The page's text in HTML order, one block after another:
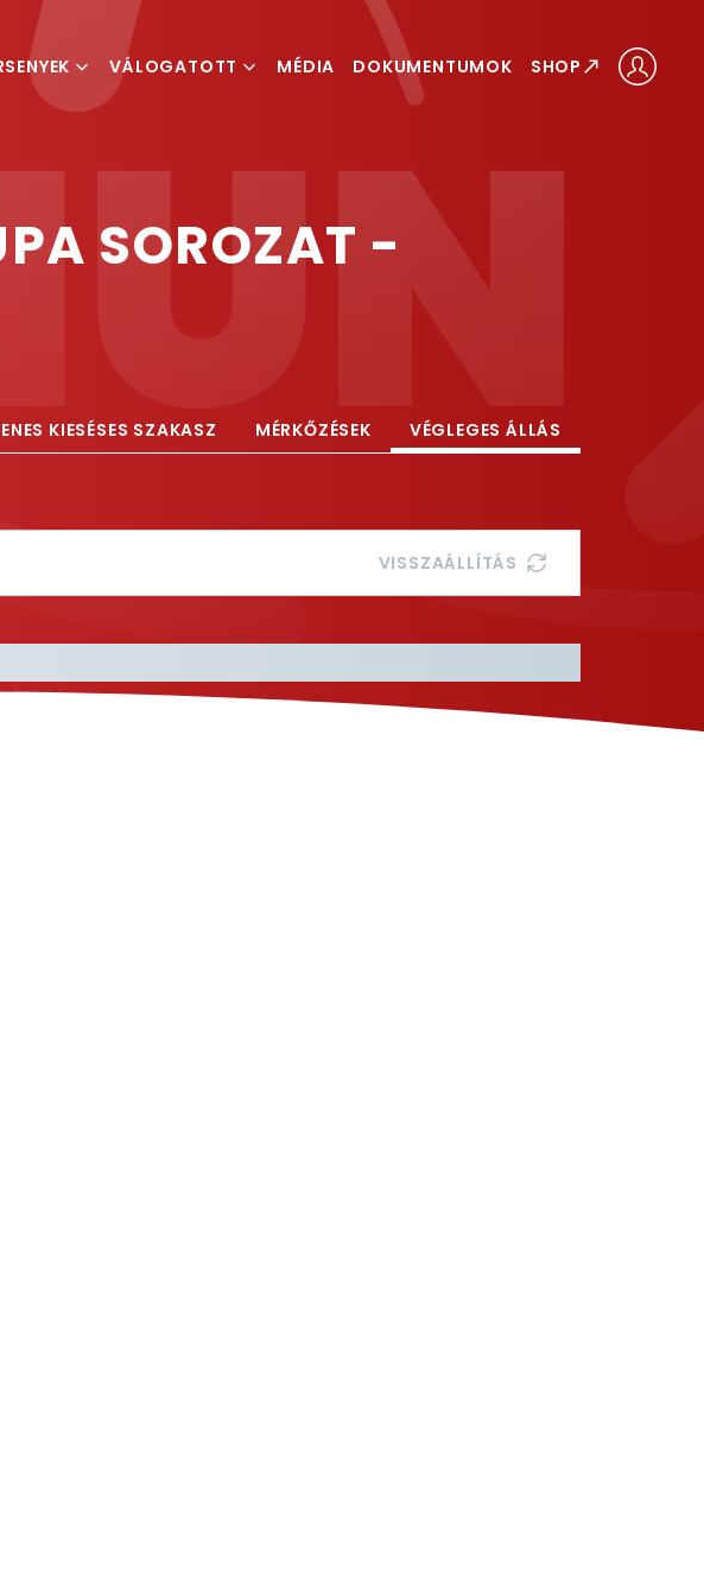
VÁLOGATOTT MÉDIA DOKUMENTUMOK SHOP
SOROZAT -
KIESÉSES SZAKASZ MÉRKŐZÉSEK VÉGLEGES ÁLLÁS
VISSZAÁLLÍTÁS